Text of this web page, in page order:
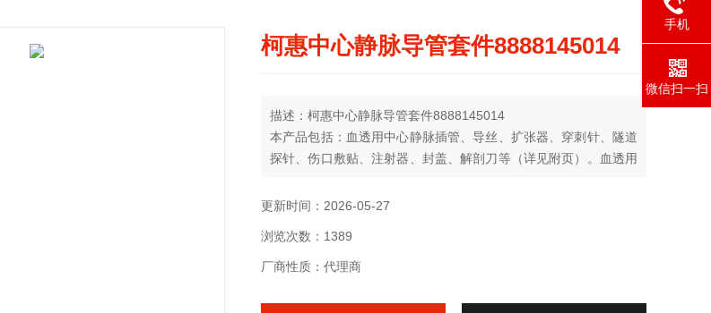
柯惠中心静脉导管套件8888145014
描述：柯惠中心静脉导管套件8888145014
本产品包括：血透用中心静脉插管、导丝、扩张器、穿刺针、隧道
探针、伤口敷贴、注射器、封盖、解剖刀等（详见附页）。血透用
成；隧道探针由303不锈钢制成；扩张器采用高密度聚乙烯材料；
菌。留置中心静脉后可持久使用（可大于30天）
更新时间：2026-05-27
浏览次数：1389
厂商性质：代理商
手机
微信扫一扫